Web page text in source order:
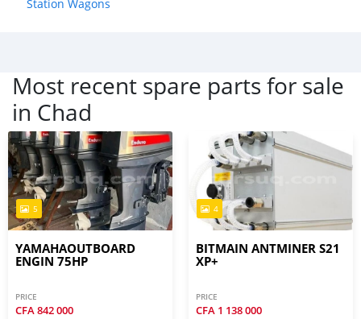
Station Wagons
Most recent spare parts for sale
in Chad
5
YAMAHAOUTBOARD
ENGIN 75HP
PRICE
CFA842 000
4
BITMAIN ANTMINER S21
XP+
PRICE
CFA 1 138 000